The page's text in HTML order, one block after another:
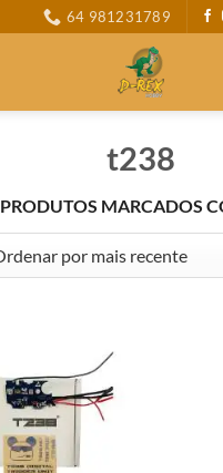
64 981231789
t238
PRODUTOS MARCADOS